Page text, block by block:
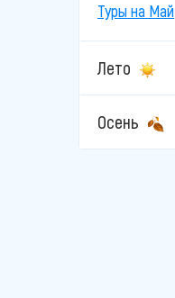
Туры на Май
Лето
Осень